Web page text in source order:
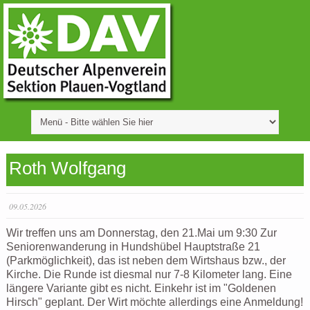
Roth Wolfgang
09.05.2026
Wir treffen uns am Donnerstag, den 21.Mai um 9:30 Zur
Seniorenwanderung in Hundshübel Hauptstraße 21
(Parkmöglichkeit), das ist neben dem Wirtshaus bzw., der
Kirche. Die Runde ist diesmal nur 7-8 Kilometer lang. Eine
längere Variante gibt es nicht. Einkehr ist im "Goldenen
Hirsch" geplant. Der Wirt möchte allerdings eine Anmeldung!